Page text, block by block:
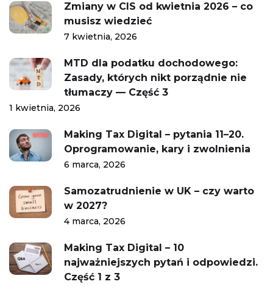
Zmiany w CIS od kwietnia 2026 – co
musisz wiedzieć
7 kwietnia, 2026
MTD dla podatku dochodowego:
Zasady, których nikt porządnie nie
tłumaczy — Część 3
1 kwietnia, 2026
Making Tax Digital – pytania 11–20.
Oprogramowanie, kary i zwolnienia
6 marca, 2026
Samozatrudnienie w UK – czy warto
w 2027?
4 marca, 2026
Making Tax Digital – 10
najważniejszych pytań i odpowiedzi.
Część 1 z 3